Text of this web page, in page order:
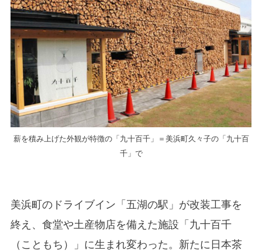
薪を積み上げた外観が特徴の「九十百千」＝美浜町久々子の「九十百
千」で
美浜町のドライブイン「五湖の駅」が改装工事を
終え、食堂や土産物店を備えた施設「九十百千
（こともち）」に生まれ変わった。新たに日本茶